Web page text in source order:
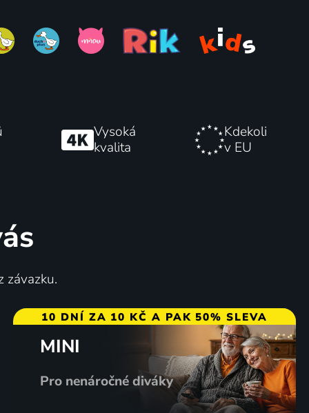
Vysoká
kvalita
Kdekoli
v EU
závazku.
10 DNÍ ZA 10 KČ A PAK 50% SLEVA
MINI
Pro nenáročné diváky